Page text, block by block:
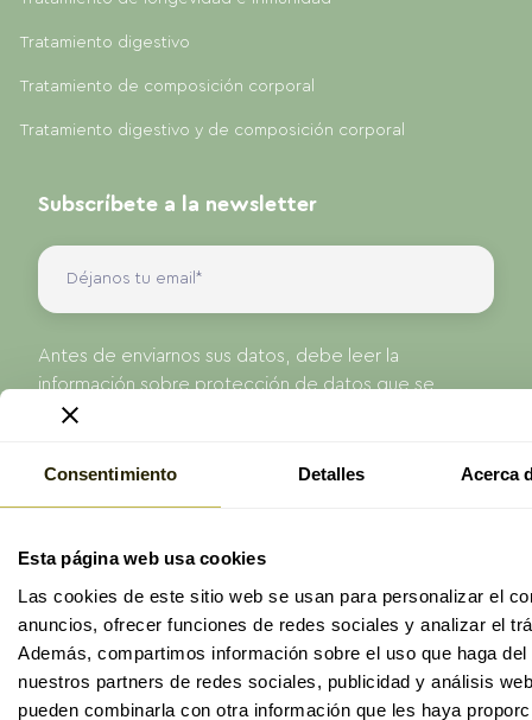
Consentimiento Detalles Acerca
Esta página web usa cookies
Las cookies de este sitio web se usan para personalizar el
anuncios, ofrecer funciones de redes sociales y analizar el
Además, compartimos información sobre el uso que haga
nuestros partners de redes sociales, publicidad y análisis
pueden combinarla con otra información que les haya
Tratamiento digestivo
Tratamiento de composición corporal
Tratamiento digestivo y de composición corporal
Subscríbete a la newsletter
Antes de enviarnos sus datos, debe leer la
información sobre protección de datos que se
presenta en nuestra Política de Privacidad.
ProAge